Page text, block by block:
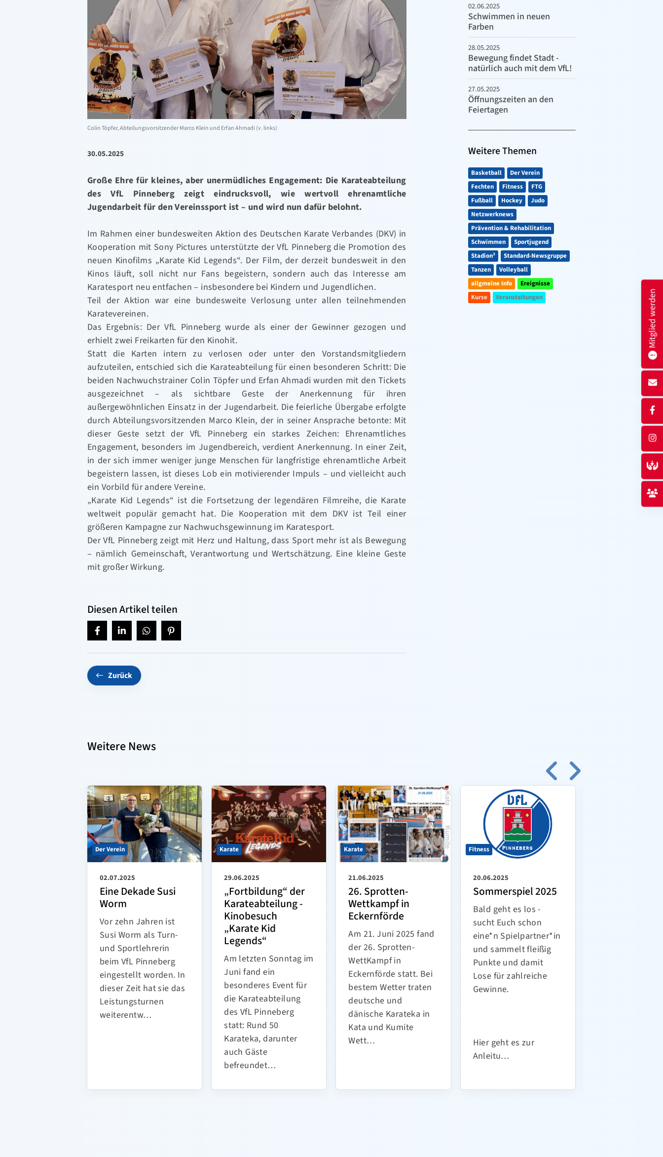
Colin Töpfer, Abteilungsvorsitzender Marco Klein und Erfan Ahmadi (v. links)
30.05.2025
Große Ehre für kleines, aber unermüdliches Engagement: Die Karateabteilung
des VfL Pinneberg zeigt eindrucksvoll, wie wertvoll ehrenamtliche
Jugendarbeit für den Vereinssport ist – und wird nun dafür belohnt.
Im Rahmen einer bundesweiten Aktion des Deutschen Karate Verbandes (DKV) in
Kooperation mit Sony Pictures unterstützte der VfL Pinneberg die Promotion des
neuen Kinofilms „Karate Kid Legends“. Der Film, der derzeit bundesweit in den
Kinos läuft, soll nicht nur Fans begeistern, sondern auch das Interesse am
Karatesport neu entfachen – insbesondere bei Kindern und Jugendlichen.
Teil der Aktion war eine bundesweite Verlosung unter allen teilnehmenden
Karatevereinen.
Das Ergebnis: Der VfL Pinneberg wurde als einer der Gewinner gezogen und
erhielt zwei Freikarten für den Kinohit.
Statt die Karten intern zu verlosen oder unter den Vorstandsmitgliedern
aufzuteilen, entschied sich die Karateabteilung für einen besonderen Schritt: Die
beiden Nachwuchstrainer Colin Töpfer und Erfan Ahmadi wurden mit den Tickets
ausgezeichnet – als sichtbare Geste der Anerkennung für ihren
außergewöhnlichen Einsatz in der Jugendarbeit. Die feierliche Übergabe erfolgte
durch Abteilungsvorsitzenden Marco Klein, der in seiner Ansprache betonte: Mit
dieser Geste setzt der VfL Pinneberg ein starkes Zeichen: Ehrenamtliches
Engagement, besonders im Jugendbereich, verdient Anerkennung. In einer Zeit,
in der sich immer weniger junge Menschen für langfristige ehrenamtliche Arbeit
begeistern lassen, ist dieses Lob ein motivierender Impuls – und vielleicht auch
ein Vorbild für andere Vereine.
„Karate Kid Legends“ ist die Fortsetzung der legendären Filmreihe, die Karate
weltweit populär gemacht hat. Die Kooperation mit dem DKV ist Teil einer
größeren Kampagne zur Nachwuchsgewinnung im Karatesport.
Der VfL Pinneberg zeigt mit Herz und Haltung, dass Sport mehr ist als Bewegung
– nämlich Gemeinschaft, Verantwortung und Wertschätzung. Eine kleine Geste
mit großer Wirkung.
Diesen Artikel teilen
Zurück
02.06.2025
Schwimmen in neuen
Farben
28.05.2025
Bewegung findet Stadt -
natürlich auch mit dem VfL!
27.05.2025
Öffnungszeiten an den
Feiertagen
Weitere Themen
Basketball
Der Verein
Fechten
Fitness
FTG
Fußball
Hockey
Judo
Netzwerknews
Prävention & Rehabilitation
Schwimmen
Sportjugend
Stadion³
Standard-Newsgruppe
Tanzen
Volleyball
allgmeine Info
Ereignisse
Kurse
Veranstaltungen
Weitere News
Der Verein
02.07.2025
Eine Dekade Susi
Worm
Vor zehn Jahren ist
Susi Worm als Turn-
und Sportlehrerin
beim VfL Pinneberg
eingestellt worden. In
dieser Zeit hat sie das
Leistungsturnen
weiterentw…
Karate
29.06.2025
„Fortbildung“ der
Karateabteilung -
Kinobesuch
„Karate Kid
Legends“
Am letzten Sonntag im
Juni fand ein
besonderes Event für
die Karateabteilung
des VfL Pinneberg
statt: Rund 50
Karateka, darunter
auch Gäste
befreundet…
Karate
21.06.2025
26. Sprotten-
Wettkampf in
Eckernförde
Am 21. Juni 2025 fand
der 26. Sprotten-
WettKampf in
Eckernförde statt. Bei
bestem Wetter traten
deutsche und
dänische Karateka in
Kata und Kumite
Wett…
Fitness
20.06.2025
Sommerspiel 2025
Bald geht es los -
sucht Euch schon
eine*n Spielpartner*in
und sammelt fleißig
Punkte und damit
Lose für zahlreiche
Gewinne.
Hier geht es zur
Anleitu…
Mitglied werden